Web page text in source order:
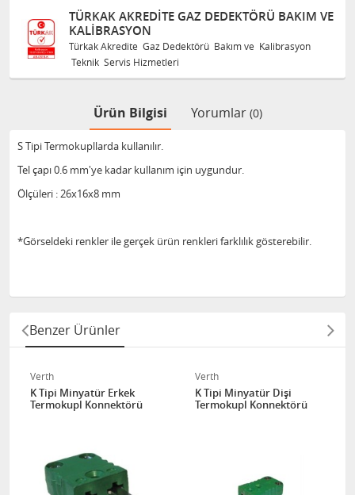
TÜRKAK AKREDITE GAZ DEDEKTÖRÜ BAKIM VE
KALIBRASYON
Türkak Akredite Gaz Dedektörü Bakım ve Kalibrasyon
Teknik Servis Hizmetleri
Ürün Bilgisi Yorumlar (0)
S Tipi Termokupllarda kullanılır.
Tel çapı 0.6 mm'ye kadar kullanım için uygundur.
Ölçüleri : 26x16x8 mm
*Görseldeki renkler ile gerçek ürün renkleri farklılık gösterebilir.
Benzer Ürünler
Verth
K Tipi Minyatür Erkek
Termokupl Konnektörü
Verth
K Tipi Minyatür Dişi
Termokupl Konnektörü